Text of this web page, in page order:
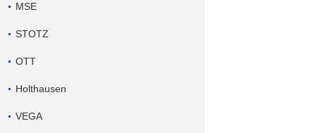
MSE
STOTZ
OTT
Holthausen
VEGA